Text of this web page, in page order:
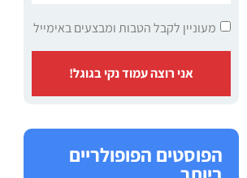
מעוניין לקבל הטבות ומבצעים באימייל
אני רוצה עמוד נקי בגוגל!
הפוסטים הפופולריים